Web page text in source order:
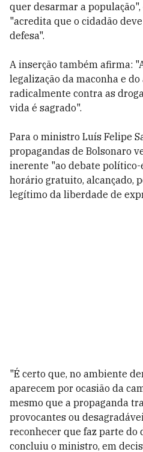
quer desarmar a
"acredita que o cidadão
defesa".
A inserção também afirma:
legalização da maconha e
radicalmente contra as
vida é sagrado".
Para o ministro Luís Felipe
propagandas de Bolsonaro
inerente "ao debate
horário gratuito, alcançado,
legítimo da liberdade de
"É certo que, no ambiente
aparecem por ocasião da
mesmo que a propaganda
provocantes ou
reconhecer que faz parte do
concluiu o ministro, em